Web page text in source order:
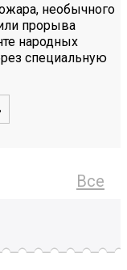
необычного
прорыва
народных
специальную
Все